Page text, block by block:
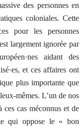
des personnes en
coloniales. Cette
pour les personnes
largement ignorée par
·nes aidant des
et ces affaires ont
plus importante que
mêmes. L’un de nos
cas méconnus et de
qui oppose le « bon